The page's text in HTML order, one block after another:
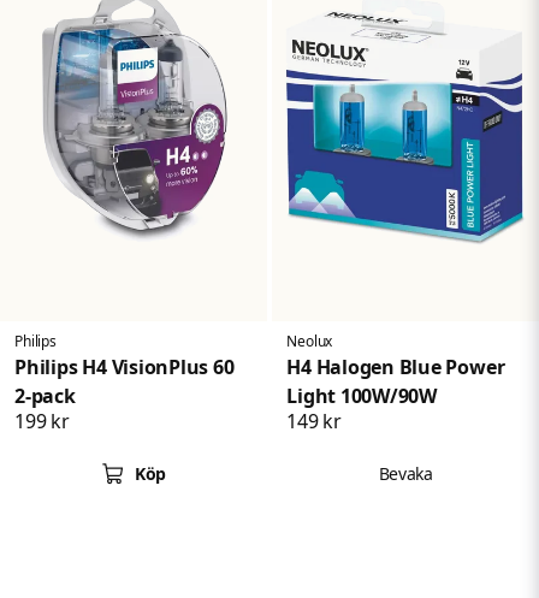
Philips
Philips H4 VisionPlus 60
2-pack
199 kr
Köp
Neolux
H4 Halogen Blue Power
Light 100W/90W
149 kr
Bevaka